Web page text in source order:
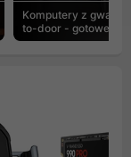
Komputery z
to-door - gotowe